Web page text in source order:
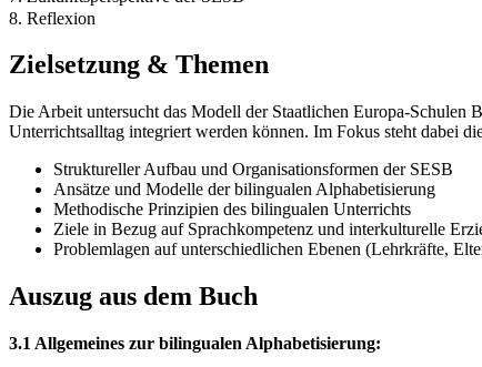
8. Reflexion
Zielsetzung & Themen
Die Arbeit untersucht das Modell der Staatlichen Europa-
Unterrichtsalltag integriert werden können. Im Fokus steht dabei
Struktureller Aufbau und Organisationsformen der SESB
Ansätze und Modelle der bilingualen Alphabetisierung
Methodische Prinzipien des bilingualen Unterrichts
Ziele in Bezug auf Sprachkompetenz und interkulturelle
Problemlagen auf unterschiedlichen Ebenen (Lehrkräfte,
Auszug aus dem Buch
3.1 Allgemeines zur bilingualen Alphabetisierung: